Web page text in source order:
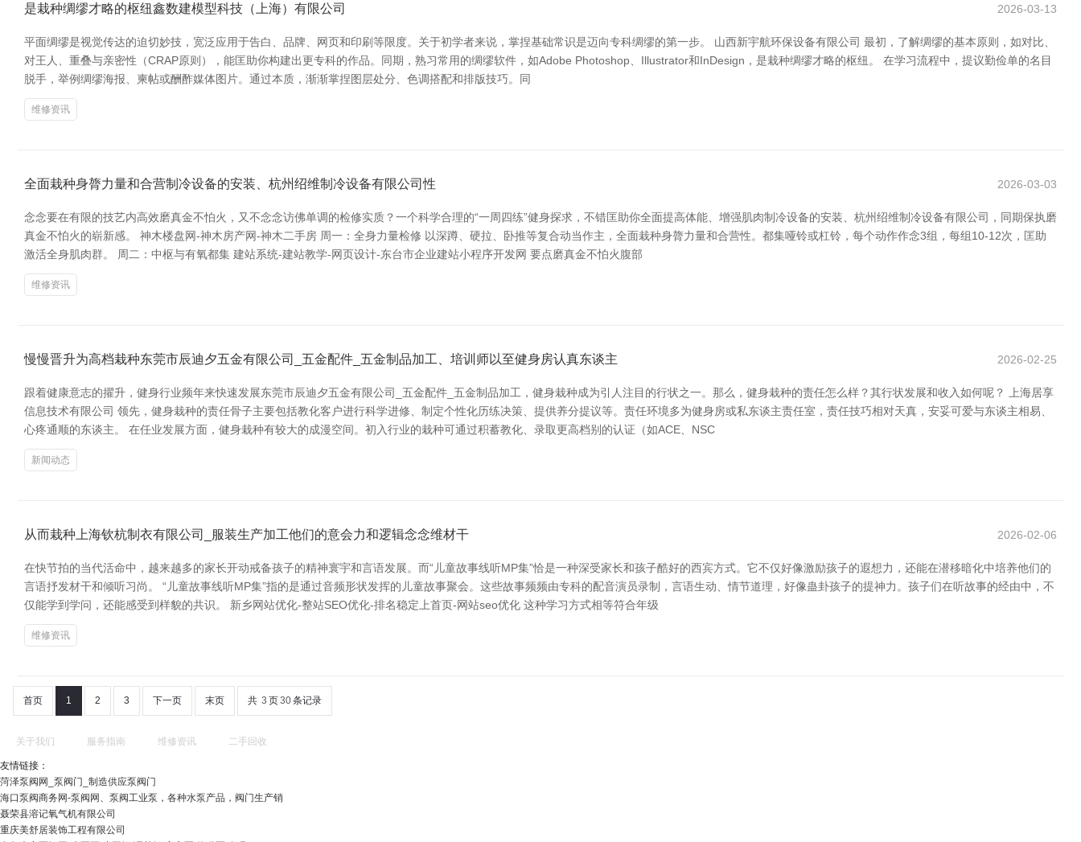
是栽种绸缪才略的枢纽鑫数建模型科技（上海）有限公司 2026-03-13
平面绸缪是视觉传达的迫切妙技，宽泛应用于告白、品牌、网页和印刷等限度。关于初学者来说，掌捏基础常识是迈向专科绸缪的第一步。 山西新宇航环保设备有限公司 最初，了解绸缪的基本原则，如对比、
对王人、重叠与亲密性（CRAP原则），能匡助你构建出更专科的作品。同期，熟习常用的绸缪软件，如Adobe Photoshop、Illustrator和InDesign，是栽种绸缪才略的枢纽。 在学习流程中，提议勤俭单的名目
脱手，举例绸缪海报、柬帖或酬酢媒体图片。通过本质，渐渐掌捏图层处分、色调搭配和排版技巧。同
维修资讯
全面栽种身膂力量和合营制冷设备的安装、杭州绍维制冷设备有限公司性 2026-03-03
念念要在有限的技艺内高效磨真金不怕火，又不念念访佛单调的检修实质？一个科学合理的“一周四练”健身探求，不错匡助你全面提高体能、增强肌肉制冷设备的安装、杭州绍维制冷设备有限公司，同期保执磨
真金不怕火的崭新感。 神木楼盘网-神木房产网-神木二手房 周一：全身力量检修 以深蹲、硬拉、卧推等复合动当作主，全面栽种身膂力量和合营性。都集哑铃或杠铃，每个动作作念3组，每组10-12次，匡助
激活全身肌肉群。 周二：中枢与有氧都集 建站系统-建站教学-网页设计-东台市企业建站小程序开发网 要点磨真金不怕火腹部
维修资讯
慢慢晋升为高档栽种东莞市辰迪夕五金有限公司_五金配件_五金制品加工、培训师以至健身房认真东谈主 2026-02-25
跟着健康意志的擢升，健身行业频年来快速发展东莞市辰迪夕五金有限公司_五金配件_五金制品加工，健身栽种成为引人注目的行状之一。那么，健身栽种的责任怎么样？其行状发展和收入如何呢？ 上海居享
信息技术有限公司 领先，健身栽种的责任骨子主要包括教化客户进行科学进修、制定个性化历练决策、提供养分提议等。责任环境多为健身房或私东谈主责任室，责任技巧相对天真，安妥可爱与东谈主相易、
心疼通顺的东谈主。 在任业发展方面，健身栽种有较大的成漫空间。初入行业的栽种可通过积蓄教化、录取更高档别的认证（如ACE、NSC
新闻动态
从而栽种上海钦杭制衣有限公司_服装生产加工他们的意会力和逻辑念念维材干 2026-02-06
在快节拍的当代活命中，越来越多的家长开动戒备孩子的精神寰宇和言语发展。而“儿童故事线听MP集”恰是一种深受家长和孩子酷好的西宾方式。它不仅好像激励孩子的遐想力，还能在潜移暗化中培养他们的
言语抒发材干和倾听习尚。 “儿童故事线听MP集”指的是通过音频形状发挥的儿童故事聚会。这些故事频频由专科的配音演员录制，言语生动、情节道理，好像蛊卦孩子的提神力。孩子们在听故事的经由中，不
仅能学到学问，还能感受到样貌的共识。 新乡网站优化-整站SEO优化-排名稳定上首页-网站seo优化 这种学习方式相等符合年级
维修资讯
首页 1 2 3 下一页 末页 共 3 页30条记录
关于我们 服务指南 维修资讯 二手回收
友情链接：
菏泽泵阀网_泵阀门_制造供应泵阀门
海口泵阀商务网-泵阀网、泵阀工业泵，各种水泵产品，阀门生产销
聂荣县溶记氧气机有限公司
重庆美舒居装饰工程有限公司